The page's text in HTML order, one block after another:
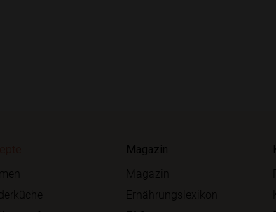
Magazin
Magazin
Ernährungslexikon